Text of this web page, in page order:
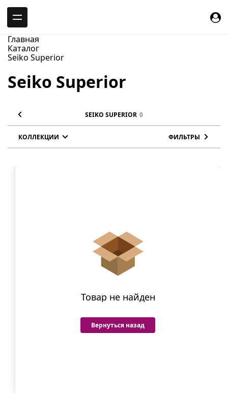
Главная
Каталог
Seiko Superior
Seiko Superior
SEIKO SUPERIOR 0
КОЛЛЕКЦИИ ФИЛЬТРЫ
Товар не найден
Вернуться назад